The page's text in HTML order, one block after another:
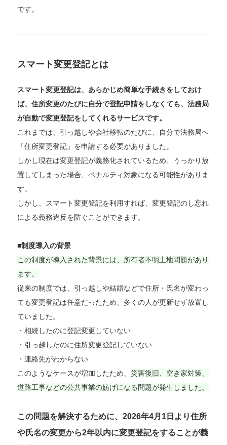
です。
スマート変更登記とは
スマート変更登記は、あらかじめ簡単な手続きをしておけ
ば、住所変更のたびに自分で登記申請をしなくても、法務局
が自動で変更登記をしてくれるサービスです。
これまでは、引っ越しや会社移転のたびに、自分で法務局へ
「住所変更登記」を申請する必要がありました。
しかし現在は変更登記が義務化されているため、うっかり放
置してしまった場合、ペナルティ対象になる可能性がありま
す。
しかし、スマート変更登記を利用すれば、変更登記のし忘れ
による義務違反を防ぐことができます。
■制度導入の背景
この制度が導入された背景には、所有者不明土地問題があり
ます。
従来の制度では、引っ越しや結婚などで住所・氏名が変わっ
ても変更登記は任意だったため、多くの人が更新せず放置し
ていました。
・相続したのに登記変更していない
・引っ越したのに住所変更登記していない
・連絡先がわからない
このようなケースが増加したため、 災害復旧、空き家対策、
道路工事などの公共事業の妨げになる問題が発生しました。
この問題を解決するために、2026年4月1日より住所
や氏名の変更から2年以内に変更登記をすることが義